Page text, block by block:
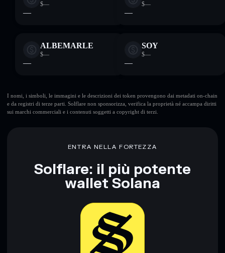
$—
—
$—
—
ALBEMARLE
$—
—
SOY
$—
—
I nomi, i simboli, le immagini e le descrizioni dei token provengono dai metadati on-chain
e da registri di terze parti. Solflare non sponsorizza, verifica la proprietà né accampa diritti
sui marchi commerciali e i contenuti soggetti a copyright di terzi.
ENTRA NELLA FORTEZZA
Solflare: il più potente
wallet Solana